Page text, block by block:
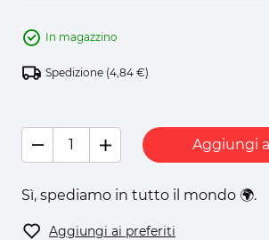
In magazzino
Spedizione (4,84 €)
Aggiungi
Sì, spediamo in tutto il mondo 🌍.
Aggiungi ai preferiti